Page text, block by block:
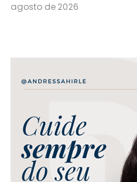
agosto de 2026